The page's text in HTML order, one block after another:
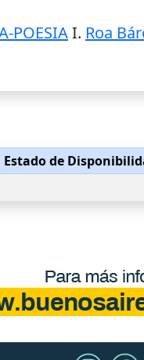
POESIAI. Roa
Estado de